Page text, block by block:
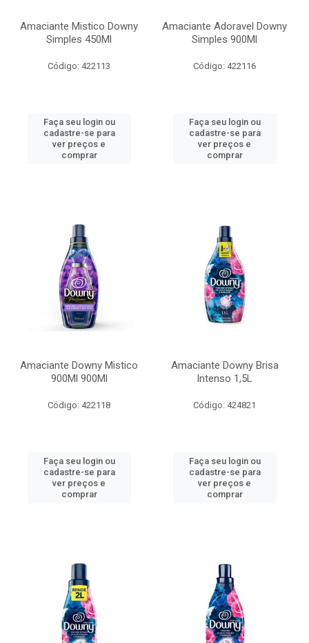
Amaciante Mistico Downy
Simples 450Ml
Código: 422113
Faça seu login ou
cadastre-se para
ver preços e
comprar
Amaciante Adoravel Downy
Simples 900Ml
Código: 422116
Faça seu login ou
cadastre-se para
ver preços e
comprar
Amaciante Downy Mistico
900Ml 900Ml
Código: 422118
Faça seu login ou
cadastre-se para
ver preços e
comprar
Amaciante Downy Brisa
Intenso 1,5L
Código: 424821
Faça seu login ou
cadastre-se para
ver preços e
comprar